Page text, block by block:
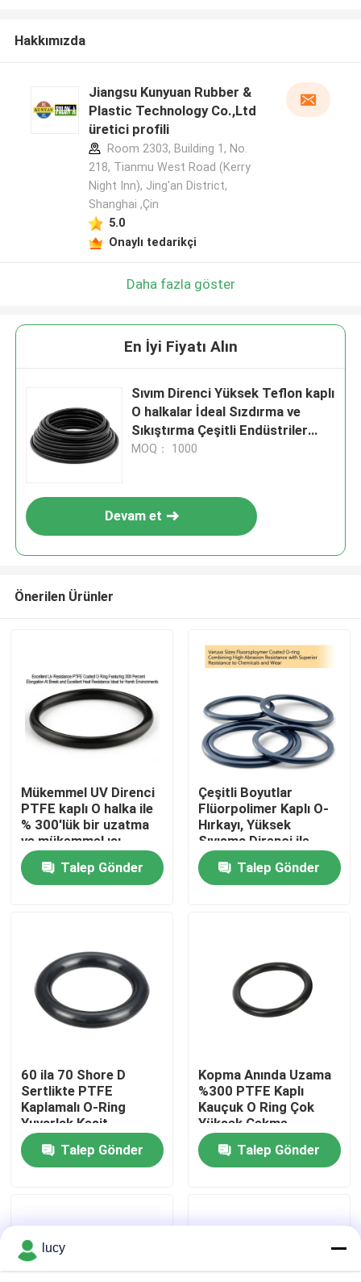
Ana sayfa
Ürünler
Hakkımızda
Fabrika turu
Kalite kontrol
Bize ulaşın
Haberler
Tüm servis talepleri
kauçuk halkalar
Hakkımızda
Jiangsu Kunyuan Rubber &
Plastic Technology Co.,Ltd
üretici profili
Room 2303, Building 1, No.
218, Tianmu West Road (Kerry
Night Inn), Jing'an District,
Shanghai ,Çin
5.0
Onaylı tedarikçi
Daha fazla göster
En İyi Fiyatı Alın
Sıvım Direnci Yüksek Teflon kaplı
O halkalar İdeal Sızdırma ve
Sıkıştırma Çeşitli Endüstriler
Kalıcı Kimyasal Direnci
MOQ： 1000
Devam et
Önerilen Ürünler
Mükemmel UV Direnci
PTFE kaplı O halka ile
% 300'lük bir uzatma
ve mükemmel ısı
direnci zor ortamlar
için idealdirTalep Gönder
Çeşitli Boyutlar
Flüorpolimer Kaplı O-
Hırkayı, Yüksek
Sıvışma Direnci ile
Kimyasallara ve
Kullanıma Üstün
Direnci Birleştirir
Talep Gönder
60 ila 70 Shore D
Sertlikte PTFE
Kaplamalı O-Ring
Yuvarlak Kesit,
Mükemmel UV Direnci
Sunar ve Uzun Süreli
Kullanım İçin
Talep Gönder
Kopma Anında Uzama
%300 PTFE Kaplı
Kauçuk O Ring Çok
Yüksek Çekme
Mukavemeti ile
Tasarlanmış
Performans Sağlar
Talep Gönder
lucy